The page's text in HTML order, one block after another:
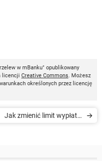
w mBanku" opublikowany
licencji Creative Commons. Możesz
określonych przez licencję
Jak zmienić limit wypłat z